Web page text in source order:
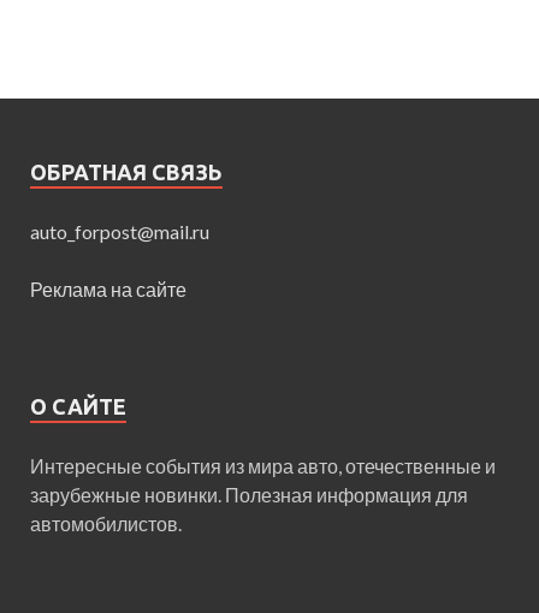
ОБРАТНАЯ СВЯЗЬ
auto_forpost@mail.ru
Реклама на сайте
О САЙТЕ
Интересные события из мира авто, отечественные и
зарубежные новинки. Полезная информация для
автомобилистов.